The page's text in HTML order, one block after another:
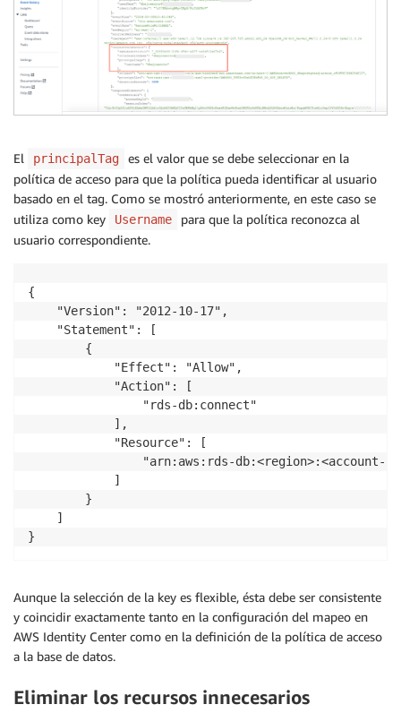
El principalTag
es el valor que se debe seleccionar en la
política de acceso para que la política pueda identificar al usuario
basado en el tag. Como se mostró anteriormente, en este caso se
utiliza como key
Username
para que la política reconozca al
usuario correspondiente.
{
    "Version": "2012-10-17",
    "Statement": [
        {
            "Effect": "Allow",
            "Action": [
                "rds-db:connect"
            ],
            "Resource": [
"arn:aws:rds-db:<region>:<account-
            ]
        }
    ]
}
Aunque la selección de la key es flexible, ésta debe ser consistente
y coincidir exactamente tanto en la configuración del mapeo en
AWS Identity Center como en la definición de la política de acceso
a la base de datos.
Eliminar los recursos innecesarios